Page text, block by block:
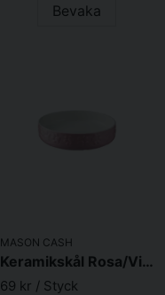
Bevaka
MASON CASH
Keramikskål Rosa/Vit 0,2L
69 kr / Styck